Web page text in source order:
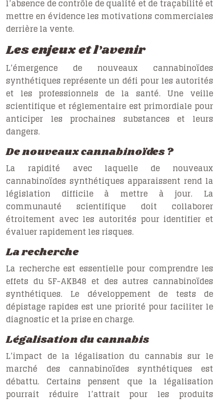
l’absence de contrôle de qualité et de traçabilité et
mettre en évidence les motivations commerciales
derrière la vente.
Les enjeux et l’avenir
L’émergence de nouveaux cannabinoïdes
synthétiques représente un défi pour les autorités
et les professionnels de la santé. Une veille
scientifique et réglementaire est primordiale pour
anticiper les prochaines substances et leurs
dangers.
De nouveaux cannabinoïdes ?
La rapidité avec laquelle de nouveaux
cannabinoïdes synthétiques apparaissent rend la
législation difficile à mettre à jour. La
communauté scientifique doit collaborer
étroitement avec les autorités pour identifier et
évaluer rapidement les risques.
La recherche
La recherche est essentielle pour comprendre les
effets du 5F-AKB48 et des autres cannabinoïdes
synthétiques. Le développement de tests de
dépistage rapides est une priorité pour faciliter le
diagnostic et la prise en charge.
Légalisation du cannabis
L’impact de la légalisation du cannabis sur le
marché des cannabinoïdes synthétiques est
débattu. Certains pensent que la légalisation
pourrait réduire l’attrait pour les produits